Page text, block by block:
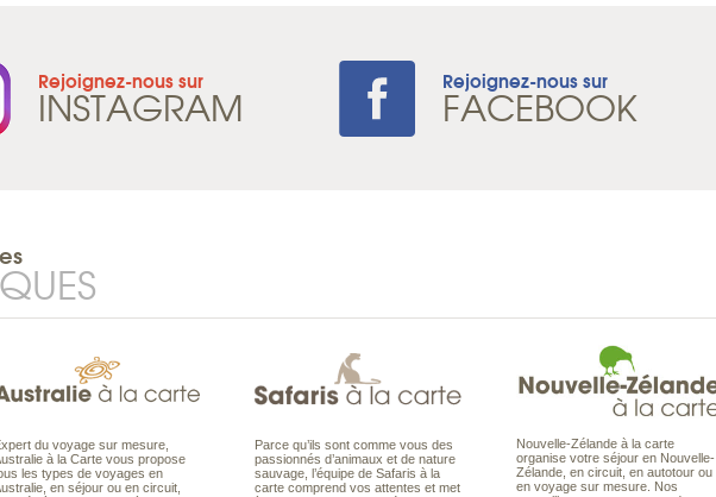
Rejoignez-nous sur
INSTAGRAM Rejoignez-nous sur
FACEBOOK
du voyage sur mesure,
à la Carte vous propose
les types de voyages en
en séjour ou en circuit,
Parce qu’ils sont comme vous des
passionnés d’animaux et de nature
sauvage, l’équipe de Safaris à la
carte comprend vos attentes et met
Nouvelle-Zélande à la carte
organise votre séjour en Nouvelle-
Zélande, en circuit, en autotour ou
en voyage sur mesure. Nos